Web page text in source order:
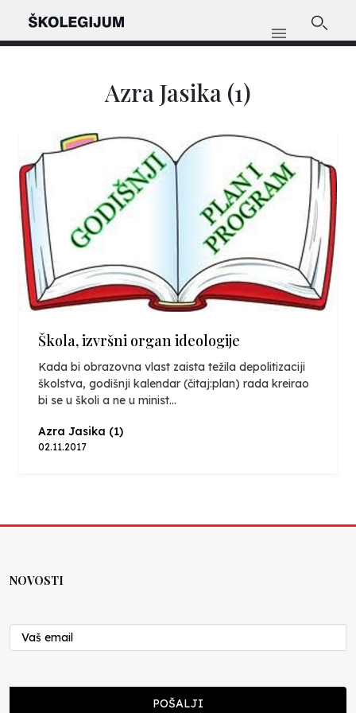
Azra Jasika (1)
Škola, izvršni organ ideologije
Kada bi obrazovna vlast zaista težila depolitizaciji
školstva, godišnji kalendar (čitaj:plan) rada kreirao
bi se u školi a ne u minist...
Azra Jasika (1)
02.11.2017
NOVOSTI
POŠALJI